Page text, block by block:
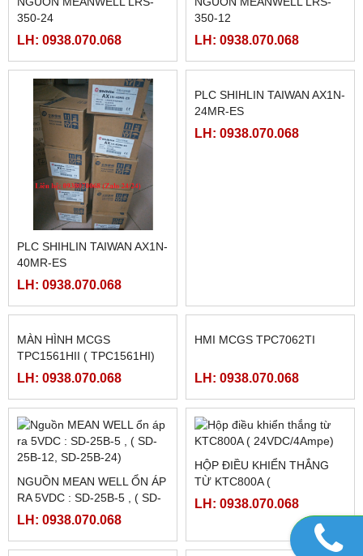
FATEK FBS-4A2D
LH: 0938.070.068
NGUỒN MEANWELL LRS-
LH: 0938.070.068
NGUỒN MEANWELL LRS-
LH: 0938.070.068
NGUỒN MEANWELL LRS-
LH: 0938.070.068
PLC SHIHLIN TAIWAN AX1N- PLC SHIHLIN TAIWAN AX1N-